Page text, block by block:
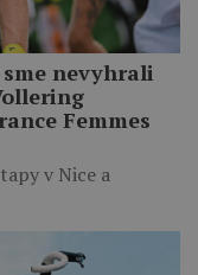
sme nevyhrali
Femmes
v Nice a